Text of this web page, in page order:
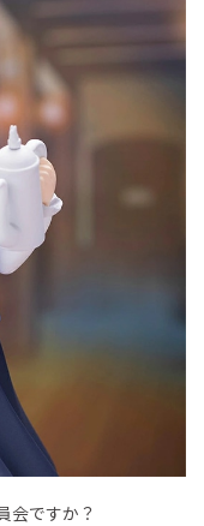
会ですか？